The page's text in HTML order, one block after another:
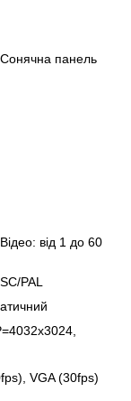
панель
від 1 до 60
PAL
VGA (30fps)